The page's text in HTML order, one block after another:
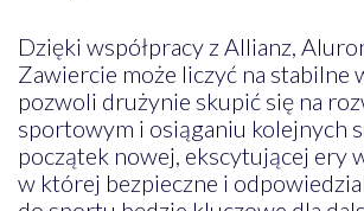
Dzięki współpracy z Allianz,
Zawiercie może liczyć na stabilne
pozwoli drużynie skupić się na
sportowym i osiąganiu kolejnych
początek nowej, ekscytującej ery
w której bezpieczne i